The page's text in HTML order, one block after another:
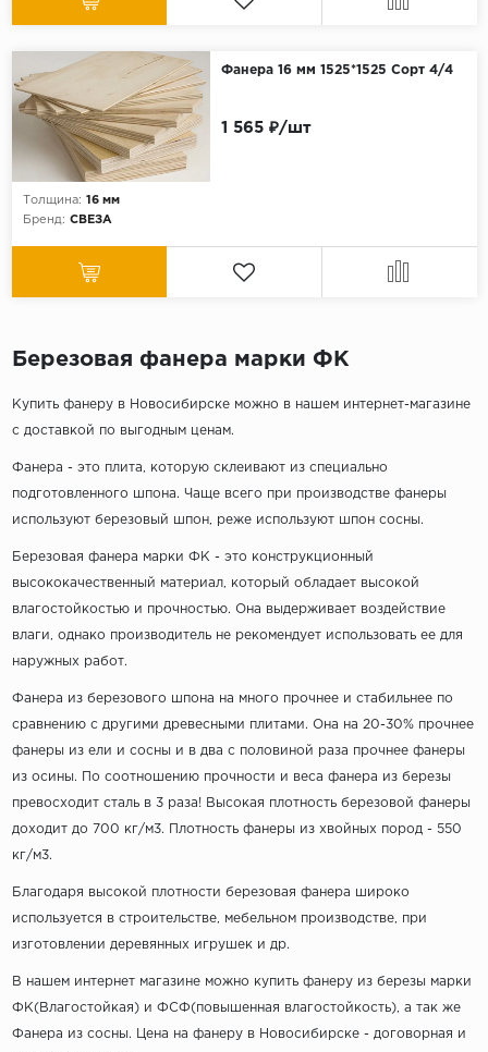
Фанера 16 мм 1525*1525 Сорт 4/4
Толщина: 16 мм
Бренд: СВЕЗА
1 565 ₽/шт
Березовая фанера марки ФК
Купить фанеру в Новосибирске можно в нашем интернет-магазине
с доставкой по выгодным ценам.
Фанера - это плита, которую склеивают из специально
подготовленного шпона. Чаще всего при производстве фанеры
используют березовый шпон, реже используют шпон сосны.
Березовая фанера марки ФК - это конструкционный
высококачественный материал, который обладает высокой
влагостойкостью и прочностью. Она выдерживает воздействие
влаги, однако производитель не рекомендует использовать ее для
наружных работ.
Фанера из березового шпона на много прочнее и стабильнее по
сравнению с другими древесными плитами. Она на 20-30% прочнее
фанеры из ели и сосны и в два с половиной раза прочнее фанеры
из осины. По соотношению прочности и веса фанера из березы
превосходит сталь в 3 раза! Высокая плотность березовой фанеры
доходит до 700 кг/м3. Плотность фанеры из хвойных пород - 550
кг/м3.
Благодаря высокой плотности березовая фанера широко
используется в строительстве, мебельном производстве, при
изготовлении деревянных игрушек и др.
В нашем интернет магазине можно купить фанеру из березы марки
ФК(Влагостойкая) и ФСФ(повышенная влагостойкость), а так же
Фанера из сосны. Цена на фанеру в Новосибирске - договорная и